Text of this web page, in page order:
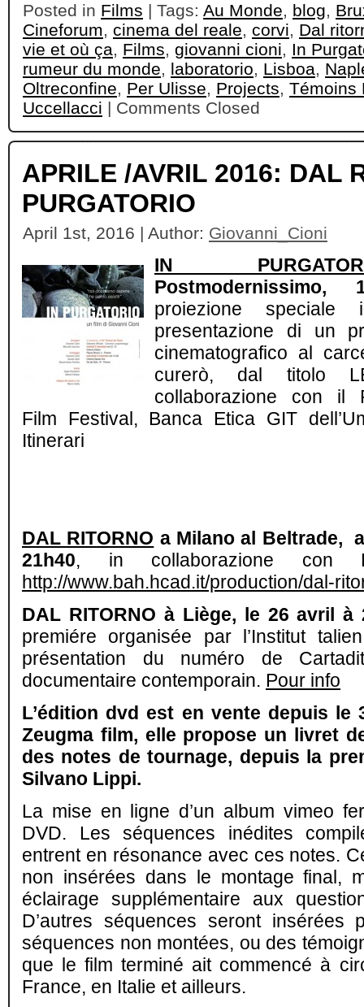
Posted in Films | Tags: Au Monde, blog,
Cineforum, cinema del reale, corvi, Dal
vie et où ça, Films, giovanni cioni, In
rumeur du monde, laboratorio, Lisboa,
Oltreconfine, Per Ulisse, Projects, Témoins
Uccellacci | Comments Closed
APRILE /AVRIL 2016: DAL
PURGATORIO
April 1st, 2016 | Author: Giovanni_Cioni
IN
proiezione speciale
presentazione di un
cinematografico al
curerò, dal titolo
collaborazione con il
Film Festival, Banca Etica GIT
Itinerari
DAL RITORNO a Milano al Beltrade,
21h40, in collaborazione con
http://www.bah.hcad.it/production/dal-
DAL RITORNO à Liège, le 26 avril à
premiére organisée par l’Institut
présentation du numéro de
documentaire contemporain. Pour info
L’édition dvd est en vente depuis le
Zeugma film, elle propose un livret
des notes de tournage, depuis la
Silvano Lippi.
La mise en ligne d’un album vimeo
DVD. Les séquences inédites
entrent en résonance avec ces notes.
non insérées dans le montage final,
éclairage supplémentaire aux
D’autres séquences seront insérées
séquences non montées, ou des
que le film terminé ait commencé à
France, en Italie et ailleurs.